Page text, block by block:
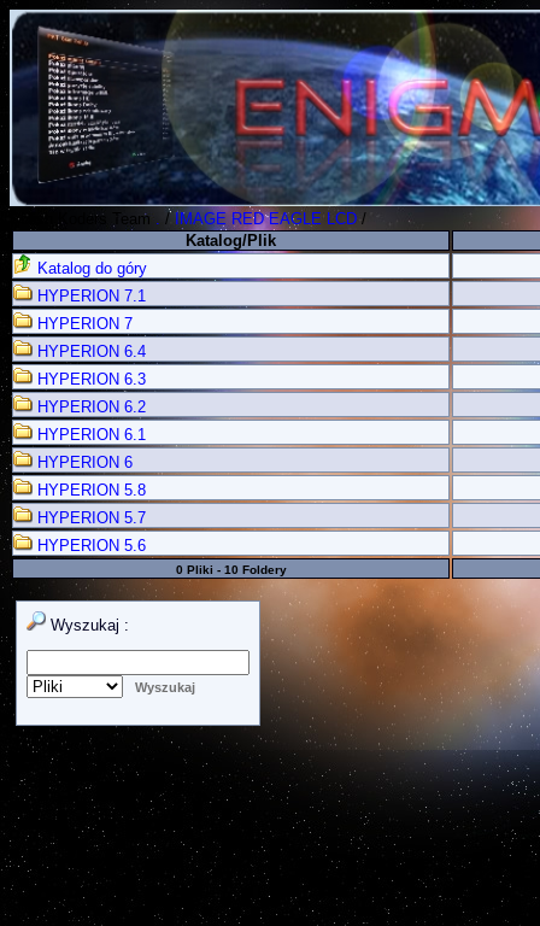
Polish Koders Team /IMAGE RED EAGLE LCD/
Katalog/Plik
Katalog do góry
HYPERION 7.1
HYPERION 7
HYPERION 6.4
HYPERION 6.3
HYPERION 6.2
HYPERION 6.1
HYPERION 6
HYPERION 5.8
HYPERION 5.7
HYPERION 5.6
0 Pliki - 10 Foldery
Wyszukaj :